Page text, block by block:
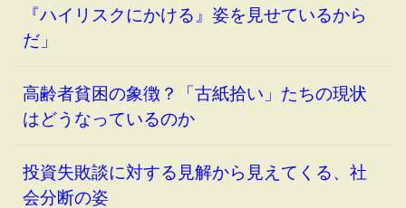
『ハイリスクにかける』姿を見せているから
だ」
高齢者貧困の象徴？「古紙拾い」たちの現状
はどうなっているのか
投資失敗談に対する見解から見えてくる、社
会分断の姿